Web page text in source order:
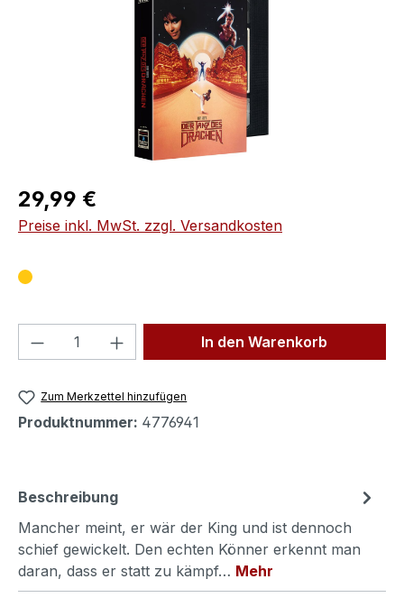
Regulärer Preis:
29,99 €
Preise inkl. MwSt. zzgl. Versandkosten
Produkt Anzahl: Gib denIn den Warenkorb
Zum Merkzettel hinzufügen
Produktnummer: 4776941
Beschreibung
Mancher meint, er wär der King und ist dennoch
schief gewickelt. Den echten Könner erkennt man
daran, dass er statt zu kämpf… Mehr